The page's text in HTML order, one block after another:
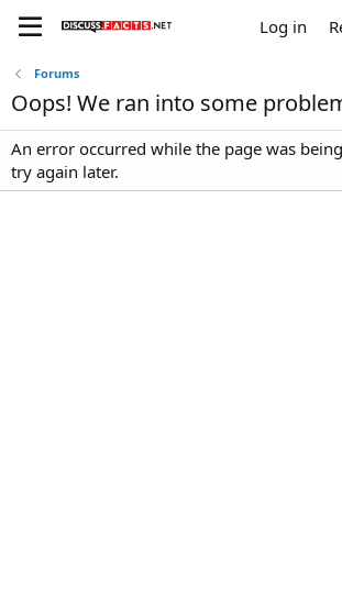
Log in
Forums
Oops! We ran into some
An error occurred while the page was
try again later.